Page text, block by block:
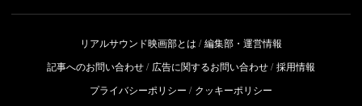
リアルサウンド映画部とは
編集部・運営情報
記事へのお問い合わせ
広告に関するお問い合わせ 採用情報
プライバシーポリシー
クッキーポリシー